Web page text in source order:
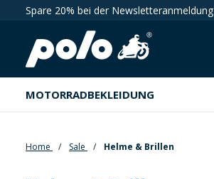
Zur Hauptnavigation springen
Spare 20% bei der Newsletteranmeldung
MOTORRADBEKLEIDUNG
Home Sale Helme & Brillen